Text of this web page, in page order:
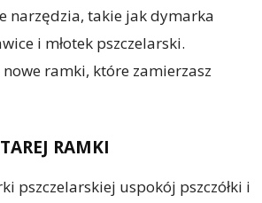
narzędzia, takie jak dymarka
i młotek pszczelarski.
ramki, które zamierzasz
RAMKI
pszczelarskiej uspokój pszczółki i